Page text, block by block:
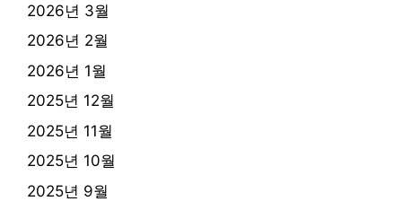
2026년 3월
2026년 2월
2026년 1월
2025년 12월
2025년 11월
2025년 10월
2025년 9월